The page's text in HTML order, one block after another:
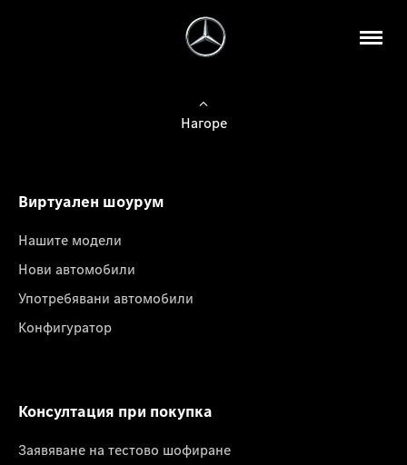
Нагоре
Виртуален шоурум
Нашите модели
Нови автомобили
Употребявани автомобили
Конфигуратор
Консултация при покупка
Заявяване на тестово шофиране